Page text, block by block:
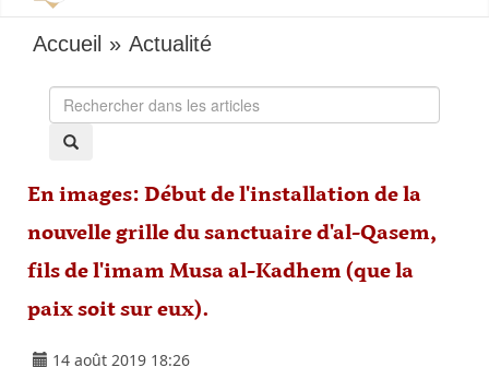
Accueil »Actualité
En images: Début de l'installation de la
nouvelle grille du sanctuaire d'al-Qasem,
fils de l'imam Musa al-Kadhem (que la
paix soit sur eux).
14 août 2019 18:26